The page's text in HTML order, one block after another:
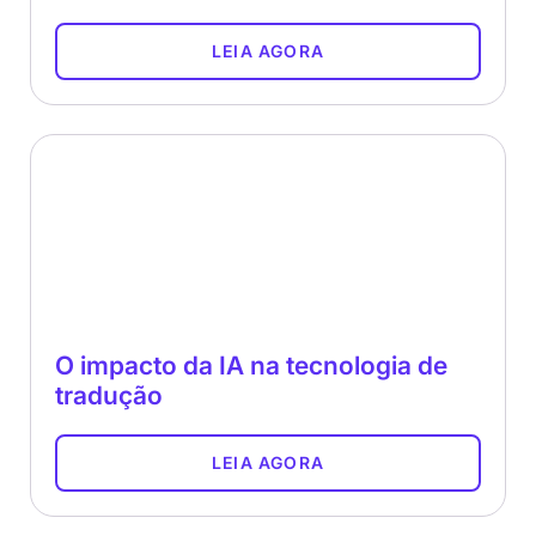
LEIA AGORA
O impacto da IA ​​na tecnologia de
tradução
LEIA AGORA